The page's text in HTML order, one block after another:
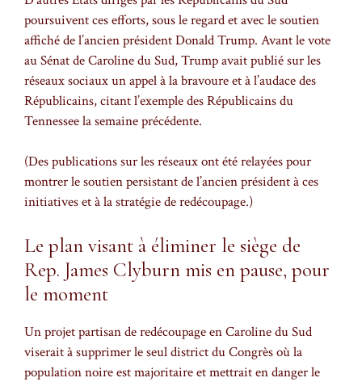
poursuivent ces efforts, sous le regard et avec le soutien
affiché de l’ancien président Donald Trump. Avant le vote
au Sénat de Caroline du Sud, Trump avait publié sur les
réseaux sociaux un appel à la bravoure et à l’audace des
Républicains, citant l’exemple des Républicains du
Tennessee la semaine précédente.
(Des publications sur les réseaux ont été relayées pour
montrer le soutien persistant de l’ancien président à ces
initiatives et à la stratégie de redécoupage.)
Le plan visant à éliminer le siège de
Rep. James Clyburn mis en pause, pour
le moment
Un projet partisan de redécoupage en Caroline du Sud
viserait à supprimer le seul district du Congrès où la
population noire est majoritaire et mettrait en danger le